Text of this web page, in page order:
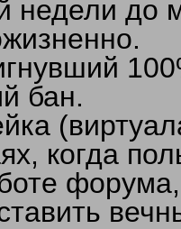
недели до
бан.
когда